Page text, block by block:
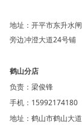
地址：开平市东升水闸
旁边冲澄大道24号铺
鹤山分店
负责：梁俊锋
手机：15992174180
地址：鹤山市鹤山大道